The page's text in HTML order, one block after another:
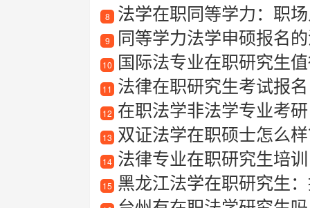
8 法学在职同等学力：职
9 同等学力法学申硕报名
10 国际法专业在职研究生值
11 法律在职研究生考试报名
12 在职法学非法学专业考研
13 双证法学在职硕士怎么
14 法律专业在职研究生培训
15 黑龙江法学在职研究生